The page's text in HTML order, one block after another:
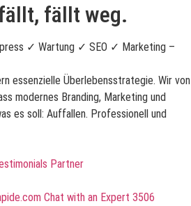
fällt weg.
essenzielle Überlebensstrategie. Wir von
modernes Branding, Marketing und
es soll: Auffallen. Professionell und
Partner
Chat with an Expert 3506